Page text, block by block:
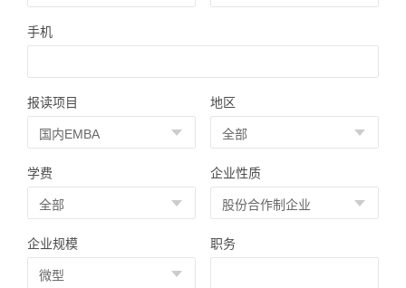
手机
报读项目 地区
学费 企业性质
企业规模 职务